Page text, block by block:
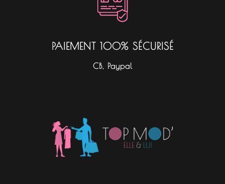
PAIEMENT 100% SÉCURISÉ
CB, Paypal